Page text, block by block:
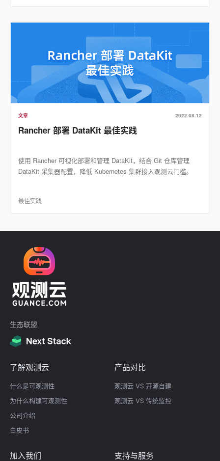
文章 2022.08.12
Rancher 部署 DataKit 最佳实践
使用 Rancher 可视化部署和管理 DataKit，结合 Git 仓库管理
DataKit 采集器配置，降低 Kubernetes 集群接入观测云门槛。
最佳实践
生态联盟
了解观测云
什么是可观测性
为什么构建可观测性
公司介绍
白皮书
产品对比
观测云 VS 开源自建
观测云 VS 传统监控
加入我们 支持与服务